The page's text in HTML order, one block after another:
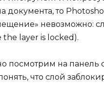
документа, то
невозможно:
layer is locked).
посмотрим на панель
что слой